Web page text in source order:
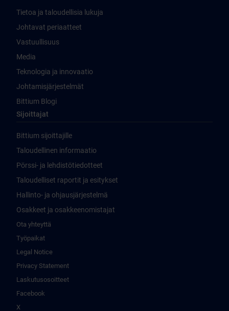
Tietoa ja taloudellisia lukuja
Johtavat periaatteet
Vastuullisuus
Media
Teknologia ja innovaatio
Johtamisjärjestelmät
Bittium Blogi
Sijoittajat
Bittium sijoittajille
Taloudellinen informaatio
Pörssi- ja lehdistötiedotteet
Taloudelliset raportit ja esitykset
Hallinto- ja ohjausjärjestelmä
Osakkeet ja osakkeenomistajat
Ota yhteyttä
Työpaikat
Legal Notice
Privacy Statement
Laskutusosoitteet
Facebook
X